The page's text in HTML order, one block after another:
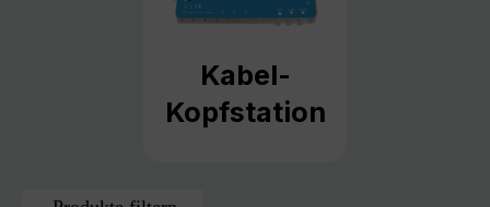
Kabel-
Kopfstation